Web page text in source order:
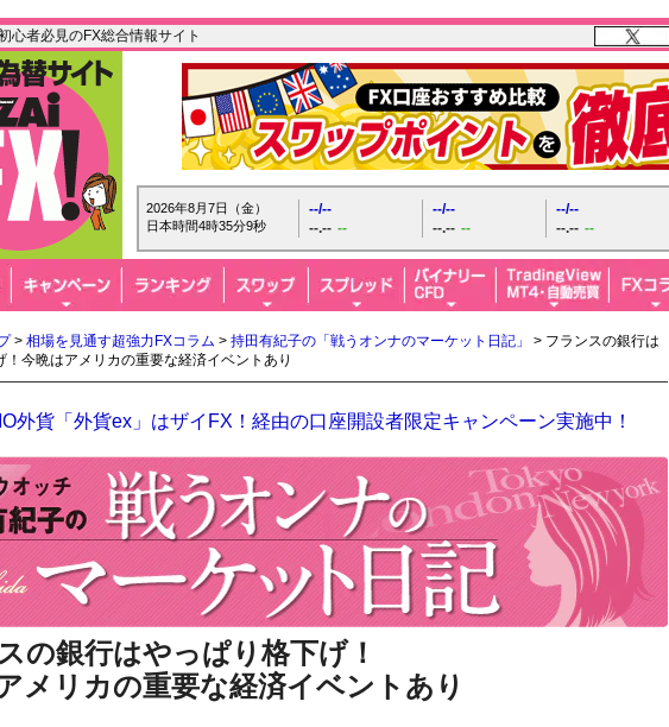
心者必見のFX総合情報サイト
2026年8月7日（金）
日本時間4時35分10秒
--/--
--.-- --
--/--
--.-- --
--/--
--.-- --
> 相場を見通す超強力FXコラム > 持田有紀子の「戦うオンナのマーケット日記」
> フランスの銀行は
！今晩はアメリカの重要な経済イベントあり
外貨「外貨ex」はザイFX！経由の口座開設者限定キャンペーン実施中！
の銀行はやっぱり格下げ！
メリカの重要な経済イベントあり